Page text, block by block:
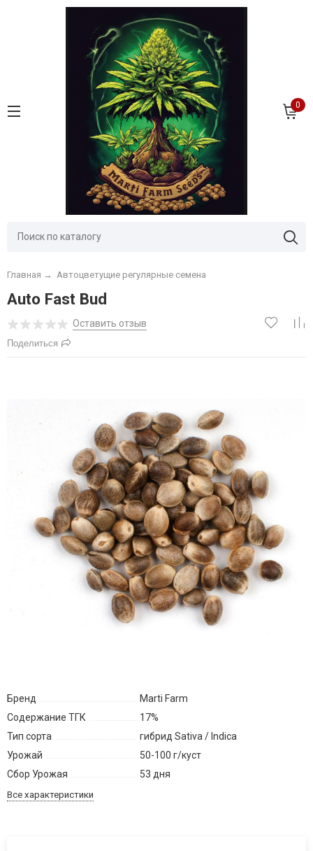
0
Главная → Автоцветущие регулярные семена
Auto Fast Bud
Оставить отзыв
Поделиться
Бренд
Marti Farm
Содержание ТГК
17%
Тип сорта
гибрид Sativa / Indica
Урожай
50-100 г/куст
Сбор Урожая
53 дня
Все характеристики